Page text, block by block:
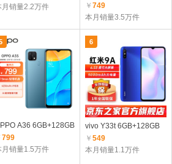
月销量2.2万件
￥749
本月销量3.5万件
A36 6GB+128GB
799
月销量1.5万件
6
vivo Y33t 6GB+128GB
￥549
本月销量1.1万件